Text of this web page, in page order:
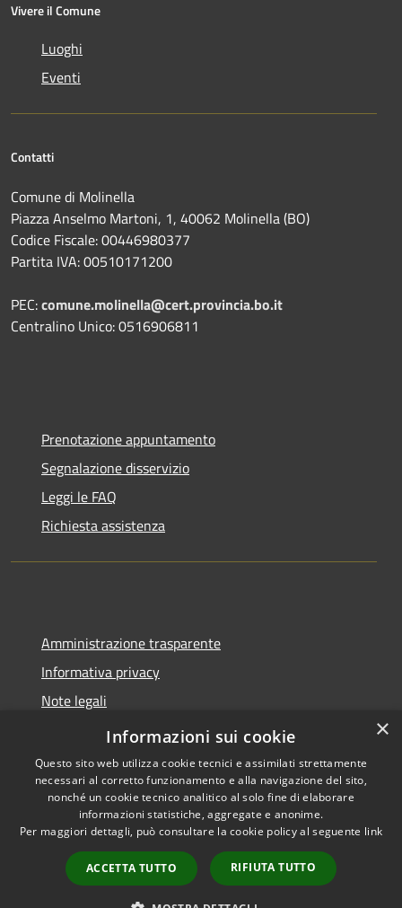
Vivere il Comune
Luoghi
Eventi
Contatti
Comune di Molinella
Piazza Anselmo Martoni, 1, 40062 Molinella (BO)
Codice Fiscale: 00446980377
Partita IVA: 00510171200
PEC:comune.molinella@cert.provincia.bo.it
Centralino Unico: 0516906811
Prenotazione appuntamento
Segnalazione disservizio
Leggi le FAQ
Richiesta assistenza
Amministrazione trasparente
Informativa privacy
Note legali
Dichiarazione di accessibilità
Accessibilità
Copyright © 2026 • Comune di
Molinella • Powered by
Municipium•
Accesso
redazione
×
Informazioni sui cookie
Questo sito web utilizza cookie tecnici e assimilati strettamente
necessari al corretto funzionamento e alla navigazione del sito,
nonché un cookie tecnico analitico al solo fine di elaborare
informazioni statistiche, aggregate e anonime.
Per maggiori dettagli, può consultare la cookie policy al seguente link
ACCETTA TUTTO RIFIUTA TUTTO